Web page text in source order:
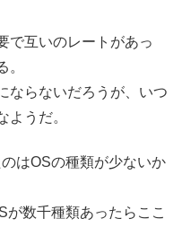
で互いのレートがあっ
。
ならないだろうが、いつ
ようだ。
はOSの種類が少ないか
数千種類あったらここ